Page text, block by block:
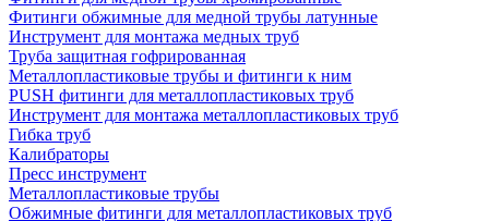
Фитинги обжимные для медной трубы латунные
Инструмент для монтажа медных труб
Труба защитная гофрированная
Металлопластиковые трубы и фитинги к ним
PUSH фитинги для металлопластиковых труб
Инструмент для монтажа металлопластиковых труб
Гибка труб
Калибраторы
Пресс инструмент
Металлопластиковые трубы
Обжимные фитинги для металлопластиковых труб